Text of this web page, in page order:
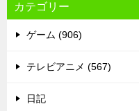
カテゴリー
ゲーム (906)
テレビアニメ (567)
日記